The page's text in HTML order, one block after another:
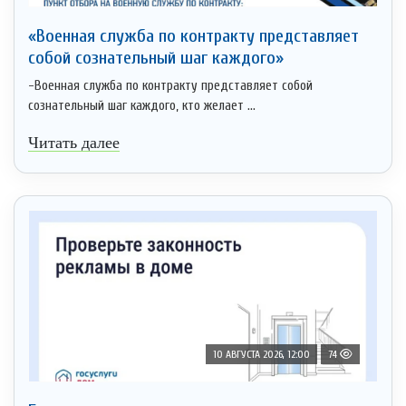
«Военная служба по контракту представляет
собой сознательный шаг каждого»
-Военная служба по контракту представляет собой
сознательный шаг каждого, кто желает ...
Читать далее
10 АВГУСТА 2026, 12:00 74